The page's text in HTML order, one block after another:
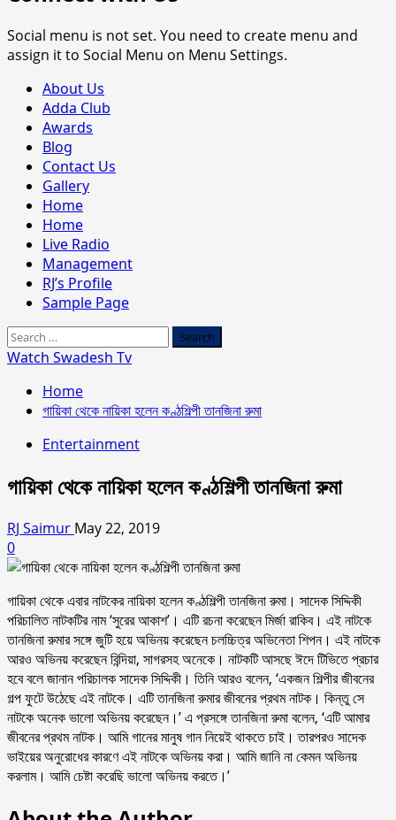
Social menu is not set. You need to create menu and
assign it to Social Menu on Menu Settings.
Primary
Menu
About Us
Adda Club
Awards
Blog
Contact Us
Gallery
Home
Home
Live Radio
Management
RJ’s Profile
Sample Page
Search
for:
Watch Swadesh Tv
Home
গায়িকা থেকে নায়িকা হলেন কণ্ঠশিল্পী তানজিনা রুমা
Entertainment
গায়িকা থেকে নায়িকা হলেন কণ্ঠশিল্পী তানজিনা রুমা
RJ Saimur May 22, 2019
0
গায়িকা থেকে এবার নাটকের নায়িকা হলেন কণ্ঠশিল্পী তানজিনা রুমা। সাদেক সিদ্দিকী
পরিচালিত নাটকটির নাম ‘সুরের আকাশ’। এটি রচনা করেছেন মির্জা রাকিব। এই নাটকে
তানজিনা রুমার সঙ্গে জুটি হয়ে অভিনয় করেছেন চলচ্চিত্র অভিনেতা শিপন। এই নাটকে
আরও অভিনয় করেছেন বিন্দিয়া, সাগরসহ অনেকে। নাটকটি আসছে ঈদে টিভিতে প্রচার
হবে বলে জানান পরিচালক সাদেক সিদ্দিকী। তিনি আরও বলেন, ‘একজন শিল্পীর জীবনের
গল্প ফুটে উঠেছে এই নাটকে। এটি তানজিনা রুমার জীবনের প্রথম নাটক। কিন্তু সে
নাটকে অনেক ভালো অভিনয় করেছেন।’ এ প্রসঙ্গে তানজিনা রুমা বলেন, ‘এটি আমার
জীবনের প্রথম নাটক। আমি গানের মানুষ গান নিয়েই থাকতে চাই। তারপরও সাদেক
ভাইয়ের অনুরোধের কারণে এই নাটকে অভিনয় করা। আমি জানি না কেমন অভিনয়
করলাম। আমি চেষ্টা করেছি ভালো অভিনয় করতে।’